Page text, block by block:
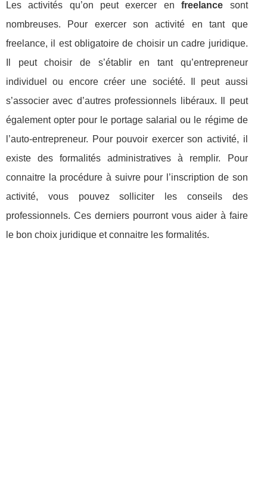
Les activités qu’on peut exercer enfreelance sont
nombreuses. Pour exercer son activité en tant que
freelance, il est obligatoire de choisir un cadre juridique.
Il peut choisir de s’établir en tant qu’entrepreneur
individuel ou encore créer une société. Il peut aussi
s’associer avec d’autres professionnels libéraux. Il peut
également opter pour le portage salarial ou le régime de
l’auto-entrepreneur. Pour pouvoir exercer son activité, il
existe des formalités administratives à remplir. Pour
connaitre la procédure à suivre pour l’inscription de son
activité, vous pouvez solliciter les conseils des
professionnels. Ces derniers pourront vous aider à faire
le bon choix juridique et connaitre les formalités.